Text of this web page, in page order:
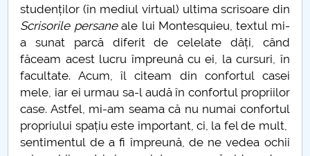
Ciuma din vremea lui Caragea Vodă
Nevoia de coeziune a UE
Economia României în 2020
10 Mai 1866
studenților (în mediul virtual) ultima scrisoare din
Scrisorile persaneale lui Montesquieu, textul mi-
a sunat parcă diferit de celelate dăți, când
făceam acest lucru împreună cu ei, la cursuri, în
facultate. Acum, îl citeam din confortul casei
mele, iar ei urmau sa-l audă în confortul propriilor
case. Astfel, mi-am seama că nu numai confortul
propriului spațiu este important, ci, la fel de mult,
sentimentul de a fi împreună, de ne vedea ochii